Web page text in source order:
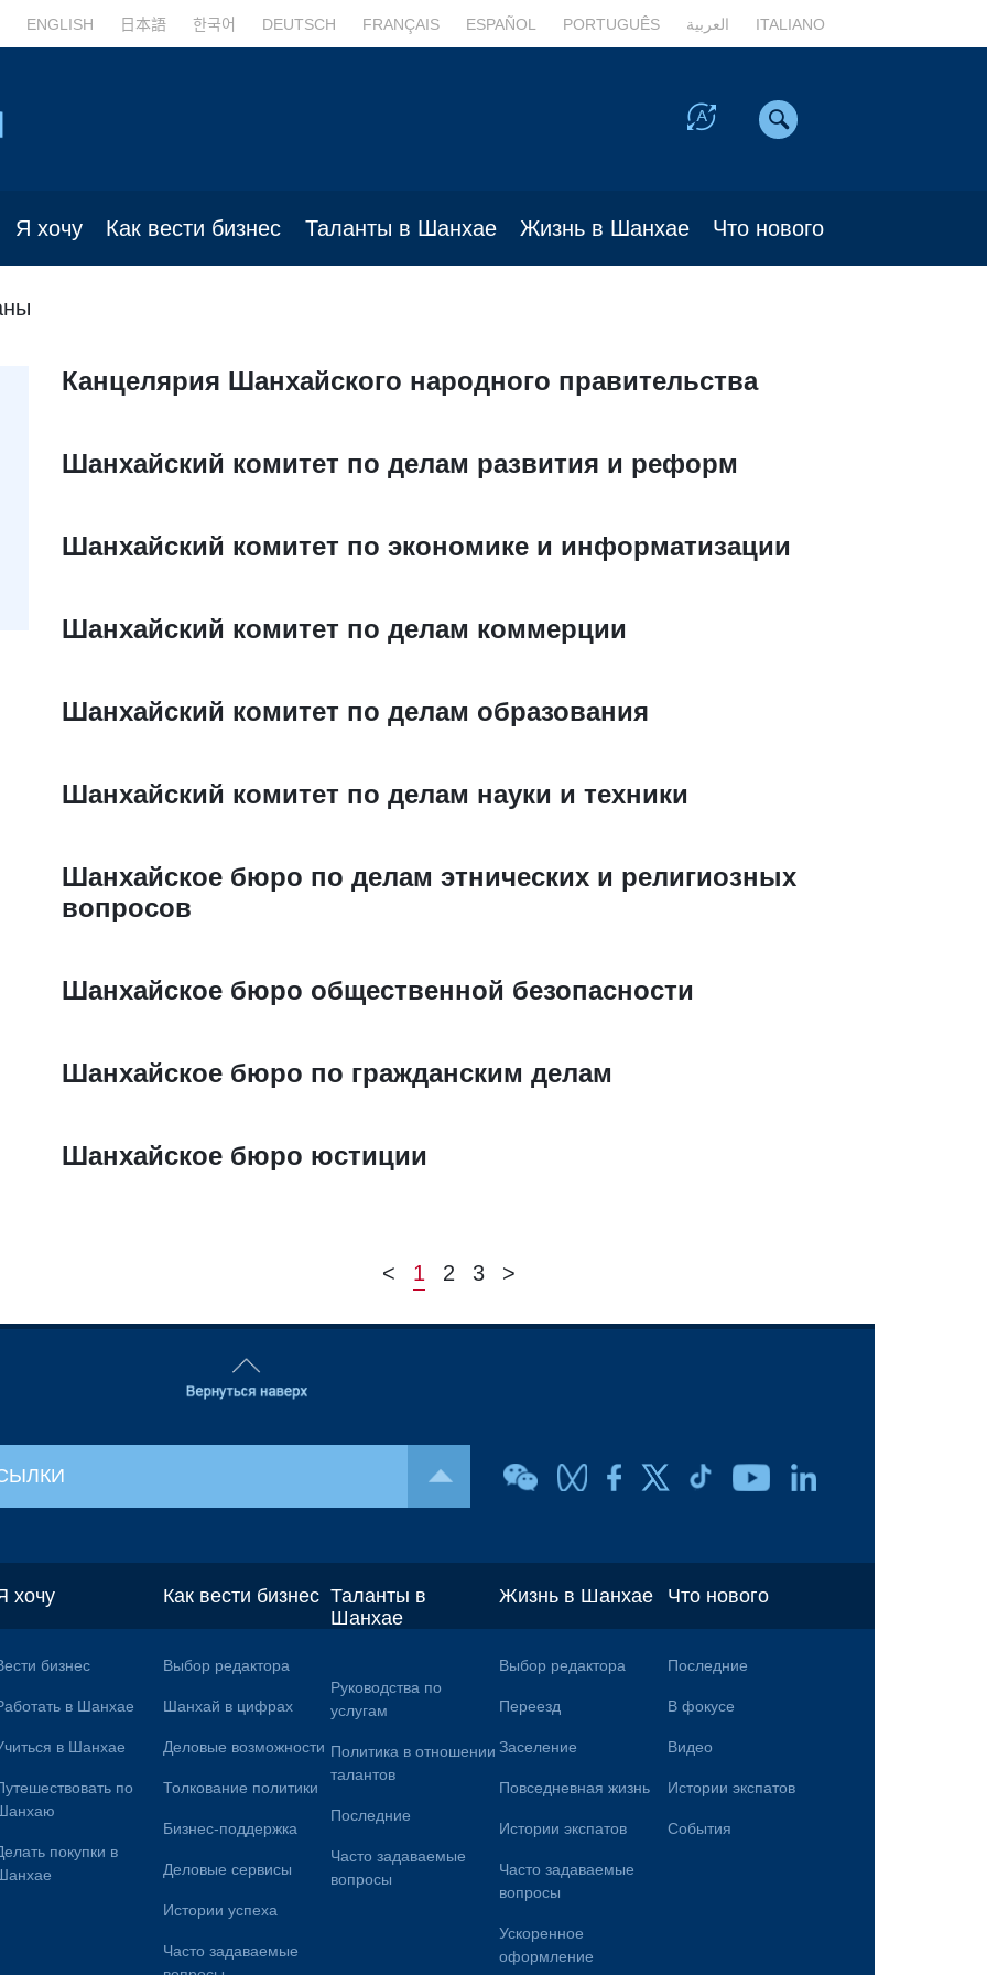
ENGLISH 日本語 한국어 DEUTSCH FRANÇAIS ESPAÑOL PORTUGUÊS العربية ITALIANO
Я хочу Как вести бизнес Таланты в Шанхае Жизнь в Шанхае Что нового
Канцелярия Шанхайского народного правительства
Шанхайский комитет по делам развития и реформ
Шанхайский комитет по экономике и информатизации
Шанхайский комитет по делам коммерции
Шанхайский комитет по делам образования
Шанхайский комитет по делам науки и техники
Шанхайское бюро по делам этнических и религиозных
вопросов
Шанхайское бюро общественной безопасности
Шанхайское бюро по гражданским делам
Шанхайское бюро юстиции
< 1 2 3 >
хочу
бизнес
в Шанхае
в Шанхае
по
покупки в
Как вести бизнес
Выбор редактора
Шанхай в цифрах
Деловые возможности
Толкование политики
Бизнес-поддержка
Деловые сервисы
Истории успеха
Часто задаваемые
Таланты в
Шанхае
Руководства по
услугам
Политика в отношении
талантов
Последние
Часто задаваемые
вопросы
Жизнь в Шанхае
Выбор редактора
Переезд
Заселение
Повседневная жизнь
Истории экспатов
Часто задаваемые
вопросы
Ускоренное
оформление
Что нового
Последние
В фокусе
Видео
Истории экспатов
События